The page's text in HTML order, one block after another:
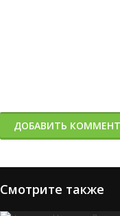
ДОБАВИТЬ
Смотрите также